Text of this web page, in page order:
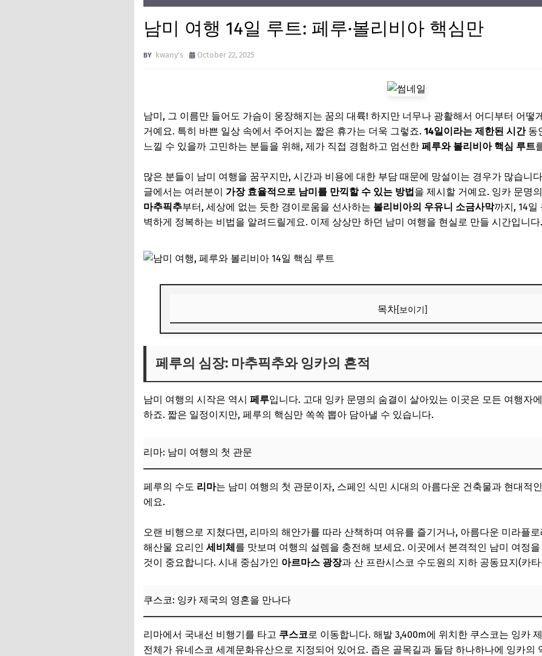
남미 여행 14일 루트: 페루·볼리비아 핵심만
kwany's October 22, 2025
남미, 그 이름만 들어도 가슴이 웅장해지는 꿈의 대륙! 하지만 너무나 광활해서 어디부터 어떻
거예요. 특히 바쁜 일상 속에서 주어지는 짧은 휴가는 더욱 그렇죠. 14일이라는 제한된 시간동
느낄 수 있을까 고민하는 분들을 위해, 제가 직접 경험하고 엄선한 페루와 볼리비아 핵심 루트
많은 분들이 남미 여행을 꿈꾸지만, 시간과 비용에 대한 부담 때문에 망설이는 경우가 많습니
글에서는 여러분이 가장 효율적으로 남미를 만끽할 수 있는 방법을 제시할 거예요. 잉카 문명
마추픽추부터, 세상에 없는 듯한 경이로움을 선사하는 볼리비아의 우유니 소금사막까지, 14일
벽하게 정복하는 비법을 알려드릴게요. 이제 상상만 하던 남미 여행을 현실로 만들 시간입니
목차[보이기]
리마: 남미 여행의 첫 관문
마추픽추: 잃어버린 공중 도시의 경이로움
추가할인 코드 WRVE6
하늘 위 사막: 볼리비아 우유니의 경이로움
우유니 소금사막: 비현실적인 풍경 속으로
📌 지금 뜨는 꿀정보! 놓치지 마세요
📌 지금 뜨는 꿀정보! 놓치지 마세요
📌 지금 뜨는 꿀정보! 놓치지 마세요
페루의 심장: 마추픽추와 잉카의 흔적
남미 여행의 시작은 역시 페루입니다. 고대 잉카 문명의 숨결이 살아있는 이곳은 모든 여행자
하죠. 짧은 일정이지만, 페루의 핵심만 쏙쏙 뽑아 담아낼 수 있습니다.
리마: 남미 여행의 첫 관문
페루의 수도 리마는 남미 여행의 첫 관문이자, 스페인 식민 시대의 아름다운 건축물과 현대적
에요.
오랜 비행으로 지쳤다면, 리마의 해안가를 따라 산책하며 여유를 즐기거나, 아름다운 미라플
해산물 요리인 세비체를 맛보며 여행의 설렘을 충전해 보세요. 이곳에서 본격적인 남미 여정
것이 중요합니다. 시내 중심가인 아르마스 광장과 산 프란시스코 수도원의 지하 공동묘지(카
쿠스코: 잉카 제국의 영혼을 만나다
리마에서 국내선 비행기를 타고 쿠스코로 이동합니다. 해발 3,400m에 위치한 쿠스코는 잉카
전체가 유네스코 세계문화유산으로 지정되어 있어요. 좁은 골목길과 돌담 하나하나에 잉카의